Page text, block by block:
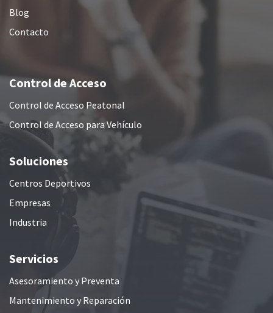
Blog
Contacto
Control de Acceso
Control de Acceso Peatonal
Control de Acceso para Vehículo
Soluciones
Centros Deportivos
Empresas
Industria
Servicios
Asesoramiento y Preventa
Mantenimiento y Reparación